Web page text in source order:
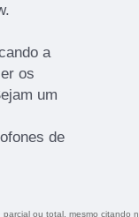
a
os
um
de
ou total, mesmo citando